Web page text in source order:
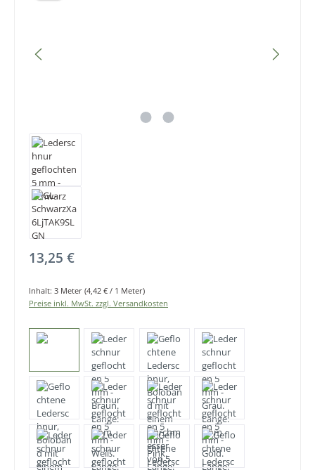
Regulärer Preis:
13,25 €
Inhalt: 3 Meter (4,42 € / 1 Meter)
Preise inkl. MwSt. zzgl. Versandkosten